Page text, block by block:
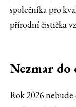
společníka pro
přírodní čistička
Nezmar do
Rok 2026